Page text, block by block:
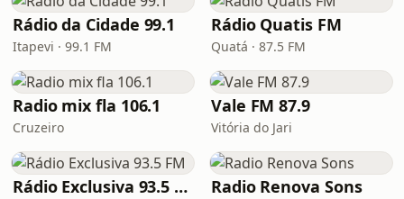
Rádio da Cidade 99.1
Itapevi · 99.1 FM
Rádio Quatis FM
Quatá · 87.5 FM
Radio mix fla 106.1
Cruzeiro
Vale FM 87.9
Vitória do Jari
Rádio Exclusiva 93.5 FM Radio Renova Sons